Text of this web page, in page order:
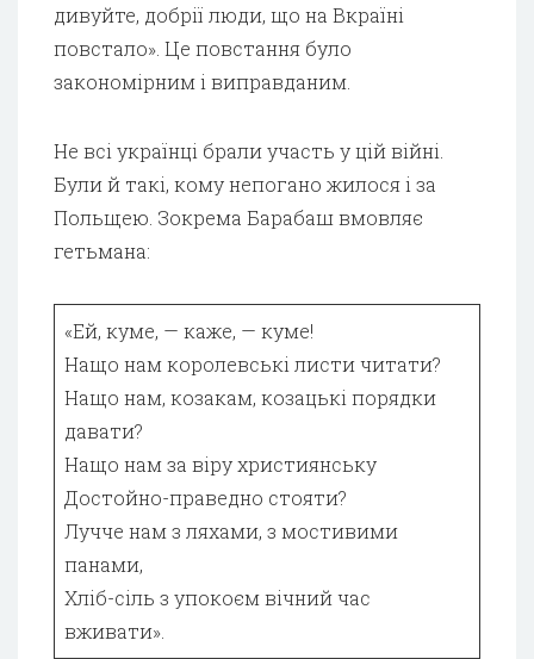
дивуйте, добрії люди, що на Вкраїні
повстало». Це повстання було
закономірним і виправданим.
Не всі українці брали участь у цій війні.
Були й такі, кому непогано жилося і за
Польщею. Зокрема Барабаш вмовляє
гетьмана:
«Ей, куме, — каже, — куме!
Нащо нам королевські листи читати?
Нащо нам, козакам, козацькі порядки
давати?
Нащо нам за віру християнську
Достойно-праведно стояти?
Лучче нам з ляхами, з мостивими
панами,
Хліб-сіль з упокоєм вічний час
вживати».